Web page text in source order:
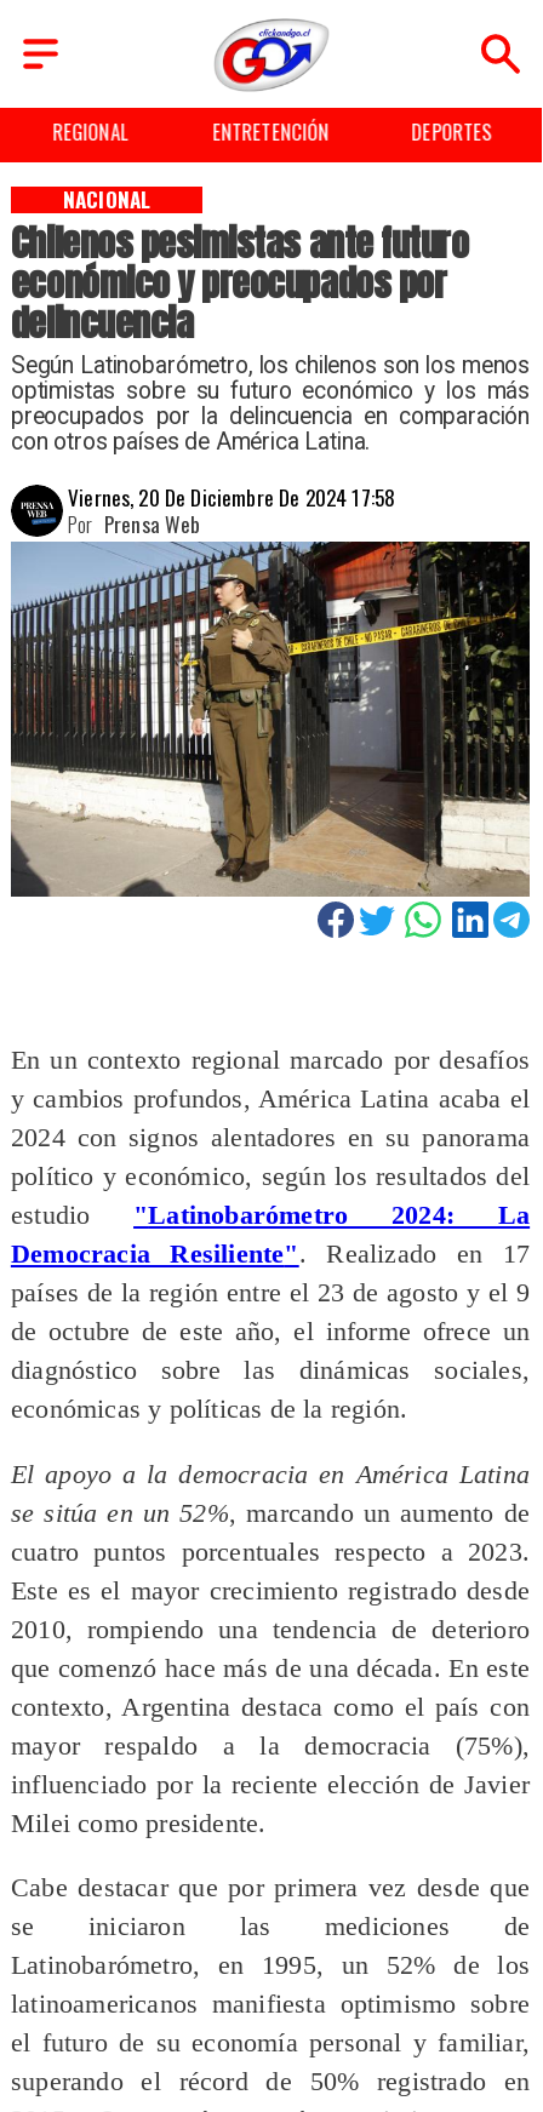
ENTRETENCIÓN DEPORTES CULTURA
Chilenos pesimistas ante futuro
económico y preocupados por
delincuencia
Según Latinobarómetro, los chilenos son los menos
optimistas sobre su futuro económico y los más
preocupados por la delincuencia en comparación
con otros países de América Latina.
NACIONAL
Viernes, 20 De Diciembre De 2024 17:58
Prensa Web
Por
En un contexto regional marcado por desafíos
y cambios profundos, América Latina acaba el
2024 con signos alentadores en su panorama
político y económico, según los resultados del
estudio "Latinobarómetro 2024: La
Democracia Resiliente". Realizado en 17
países de la región entre el 23 de agosto y el 9
de octubre de este año, el informe ofrece un
diagnóstico sobre las dinámicas sociales,
económicas y políticas de la región.
El apoyo a la democracia en América Latina
se sitúa en un 52%, marcando un aumento de
cuatro puntos porcentuales respecto a 2023.
Este es el mayor crecimiento registrado desde
2010, rompiendo una tendencia de deterioro
que comenzó hace más de una década. En este
contexto, Argentina destaca como el país con
mayor respaldo a la democracia (75%),
influenciado por la reciente elección de Javier
Milei como presidente.
Cabe destacar que por primera vez desde que
se iniciaron las mediciones de
Latinobarómetro, en 1995, un 52% de los
latinoamericanos manifiesta optimismo sobre
el futuro de su economía personal y familiar,
superando el récord de 50% registrado en